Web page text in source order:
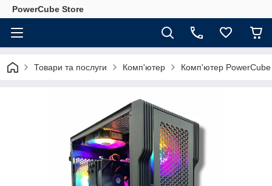
PowerCube Store
Товари та послуги Комп'ютер Комп'ютер